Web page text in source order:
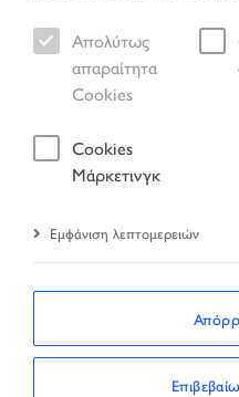
Σελίδα έναρξης
Αποτέλεσμα αναζήτησης
Previous
Απολύτως
απαραίτητα
Cookies
Cookies
Μάρκετινγκ
Εμφάνιση λεπτομερειών